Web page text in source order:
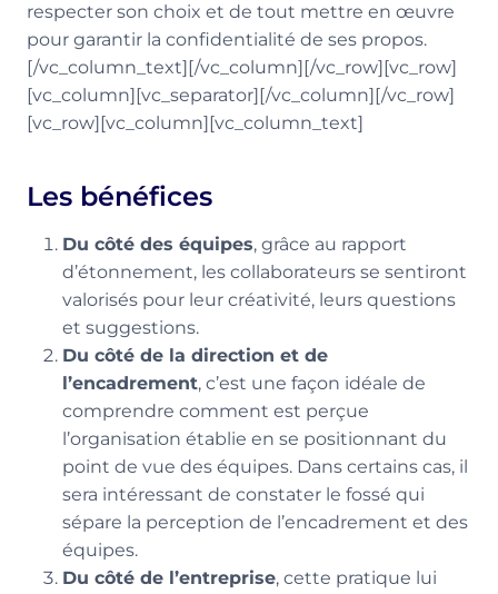
respecter son choix et de tout mettre en œuvre
pour garantir la confidentialité de ses propos.
[/vc_column_text][/vc_column][/vc_row][vc_row]
[vc_column][vc_separator][/vc_column][/vc_row]
[vc_row][vc_column][vc_column_text]
Les bénéfices
Du côté des équipes, grâce au rapport
d’étonnement, les collaborateurs se sentiront
valorisés pour leur créativité, leurs questions
et suggestions.
Du côté de la direction et de
l’encadrement, c’est une façon idéale de
comprendre comment est perçue
l’organisation établie en se positionnant du
point de vue des équipes. Dans certains cas, il
sera intéressant de constater le fossé qui
sépare la perception de l’encadrement et des
équipes.
Du côté de l’entreprise, cette pratique lui